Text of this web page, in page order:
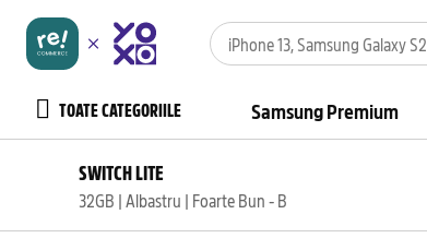
TOATE CATEGORIILE Samsung Premium
SWITCH LITE
32GB | Albastru | Foarte Bun - B